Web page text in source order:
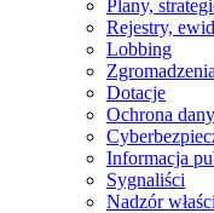
Plany,
Rejestry,
Lobbing
Zgromadzenia
Dotacje
Ochrona
Informacja
Sygnaliści
Nadzór